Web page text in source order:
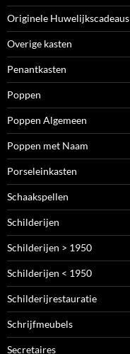
Originele Huwelijkscadeaus
Overige kasten
Penantkasten
Poppen
Poppen Algemeen
Poppen met Naam
Porseleinkasten
Schaakspellen
Schilderijen
Schilderijen > 1950
Schilderijen < 1950
Schilderijrestauratie
Schrijfmeubels
Secretaires